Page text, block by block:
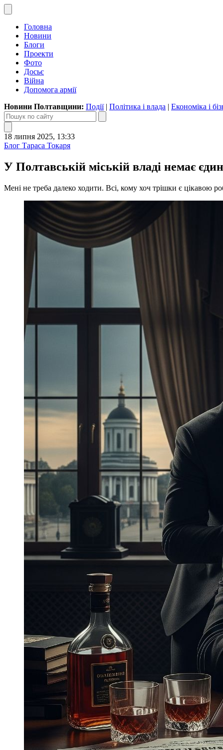
Головна
Новини
Блоги
Проекти
Фото
Досьє
Війна
Допомога армії
Новини Полтавщини: Події| Політика і влада | Економіка і
18 липня 2025, 13:33
Блог Тараса Токаря
У Полтавській міській владі немає
Мені не треба далеко ходити. Всі, кому хоч трішки є цікавою